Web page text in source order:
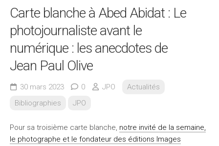
Carte blanche à Abed Abidat : Le
photojournaliste avant le
numérique : les anecdotes de
Jean Paul Olive
30 mars 2023 0 JPO
Actualités
Bibliographies
JPO
Pour sa troisième carte blanche, notre invité de la semaine,
le photographe et le fondateur des éditions Images